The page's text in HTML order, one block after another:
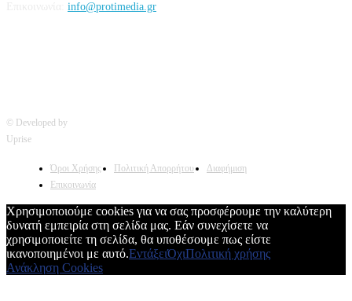
info@protimedia.gr
© Developed by
Uprise
Όροι Χρήσης Πολιτική Απορρήτου
Διαφήμιση
Επικοινωνία
Χρησιμοποιούμε cookies για να σας προσφέρουμε την καλύτερη
δυνατή εμπειρία στη σελίδα μας. Εάν συνεχίσετε να
χρησιμοποιείτε τη σελίδα, θα υποθέσουμε πως είστε
ικανοποιημένοι με αυτό.ΕντάξειΌχιΠολιτική χρήσης
Ανάκληση Cookies